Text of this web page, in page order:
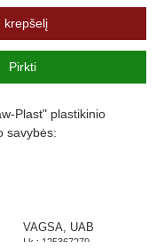
krepšelį
Pirkti
Plast" plastikinio
savybės:
VAGSA, UAB
Į.k.: 125367279